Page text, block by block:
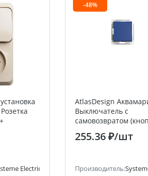
Electric (ранее Schneider Electric)
-48%
AtlasDesign
Выключатель с
самовозвратом
сх.1, 10АХ Systeme
(Schneider Electric)
255.36 ₽/шт
Производитель: